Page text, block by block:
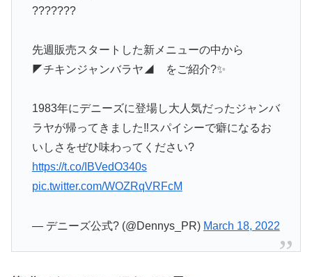
???????
先週販売スタートした新メニューの中から
◤チキンジャンバラヤ◢ をご紹介?✨
1983年にデニーズに登場し大人気だったジャンバ
ラヤが帰ってきました‼スパイシーで癖になるお
いしさをぜひ味わってください?
https://t.co/IBVedO340s
pic.twitter.com/WOZRqVRFcM
— デニーズ公式? (@Dennys_PR) March 18, 2022